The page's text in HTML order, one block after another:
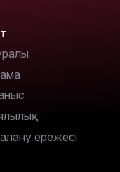
ережесі